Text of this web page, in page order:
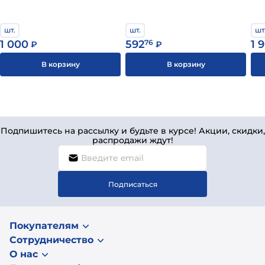
реализовать любое решение для фасада и крыши.
шт.
1 000 ₽
В корзину
шт.
59276 ₽
В корзину
1
Подпишитесь на рассылку и будьте в курсе! Акции, скидки,
распродажи ждут!
Подписаться
Покупателям
Сотрудничество
О нас